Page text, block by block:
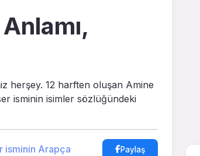
herşey. 12 harften oluşan Amine
isminin isimler sözlüğündeki
isminin Arapça
Paylaş